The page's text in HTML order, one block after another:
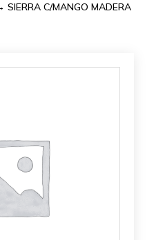
C/MANGO MADERA